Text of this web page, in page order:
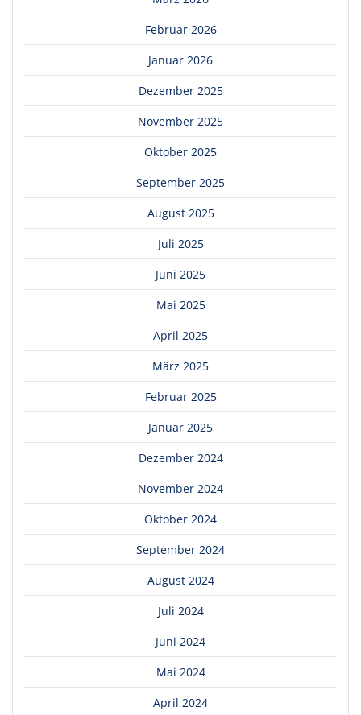
Februar 2026
Januar 2026
Dezember 2025
November 2025
Oktober 2025
September 2025
August 2025
Juli 2025
Juni 2025
Mai 2025
April 2025
März 2025
Februar 2025
Januar 2025
Dezember 2024
November 2024
Oktober 2024
September 2024
August 2024
Juli 2024
Juni 2024
Mai 2024
April 2024